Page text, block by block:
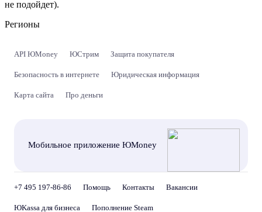
не подойдет).
Регионы
API ЮMoney ЮСтрим Защита покупателя
Безопасность в интернете Юридическая информация
Карта сайта Про деньги
Мобильное приложение ЮMoney
+7 495 197-86-86 Помощь Контакты Вакансии
ЮKassa для бизнеса Пополнение Steam